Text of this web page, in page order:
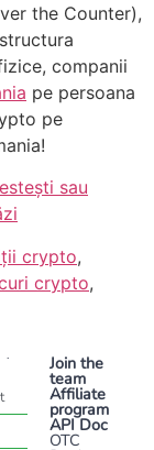
the Counter),
companii
pe persoana
pe
sau
crypto,
crypto,
Join the
team
Affiliate
program
API Doc
OTC